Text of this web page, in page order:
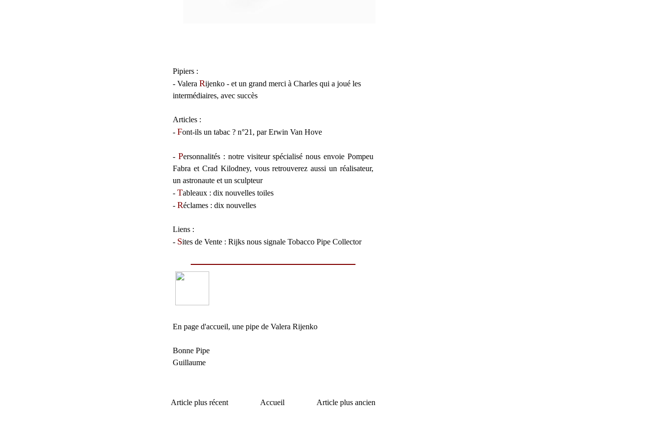
Pipiers :
- Valera Rijenko - et un grand merci à Charles qui a joué les
intermédiaires, avec succès
Articles :
- Font-ils un tabac ? n°21, par Erwin Van Hove
- Personnalités: notre visiteur spécialisé nous envoie Pompeu
Fabra et Crad Kilodney, vous retrouverez aussi un réalisateur,
un astronaute et un sculpteur
- Tableaux : dix nouvelles toiles
- Réclames : dix nouvelles
Liens :
- Sites de Vente : Rijks nous signale Tobacco Pipe Collector
En page d'accueil, une pipe de Valera Rijenko
Bonne Pipe
Guillaume
Article plus récent Article plus ancien
Accueil